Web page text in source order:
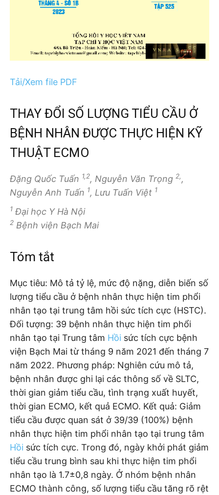
Tải/Xem file PDF
THAY ĐỔI SỐ LƯỢNG TIỂU CẦU Ở
BỆNH NHÂN ĐƯỢC THỰC HIỆN KỸ
THUẬT ECMO
Đặng Quốc Tuấn 1,2, Nguyễn Văn Trọng 2,,
Nguyễn Anh Tuấn 1, Lưu Tuấn Việt 1
1 Đại học Y Hà Nội
2 Bệnh viện Bạch Mai
Tóm tắt
Mục tiêu: Mô tả tỷ lệ, mức độ nặng, diễn biến số
lượng tiểu cầu ở bệnh nhân thực hiện tim phổi
nhân tạo tại trung tâm hồi sức tích cực (HSTC).
Đối tượng: 39 bệnh nhân thực hiện tim phổi
nhân tạo tại Trung tâm Hồi sức tích cực bệnh
viện Bạch Mai từ tháng 9 năm 2021 đến tháng 7
năm 2022. Phương pháp: Nghiên cứu mô tả,
bệnh nhân được ghi lại các thông số về SLTC,
thời gian giảm tiểu cầu, tình trạng xuất huyết,
thời gian ECMO, kết quả ECMO. Kết quả: Giảm
tiểu cầu được quan sát ở 39/39 (100%) bệnh
nhân thực hiện tim phổi nhân tạo tại trung tâm
Hồi sức tích cực. Trong đó, ngày khởi phát giảm
tiểu cầu trung bình sau khi thực hiện tim phổi
nhân tạo là 1.7±0,8 ngày. Ở nhóm bệnh nhân
ECMO thành công, số lượng tiểu cầu tăng rõ rệt